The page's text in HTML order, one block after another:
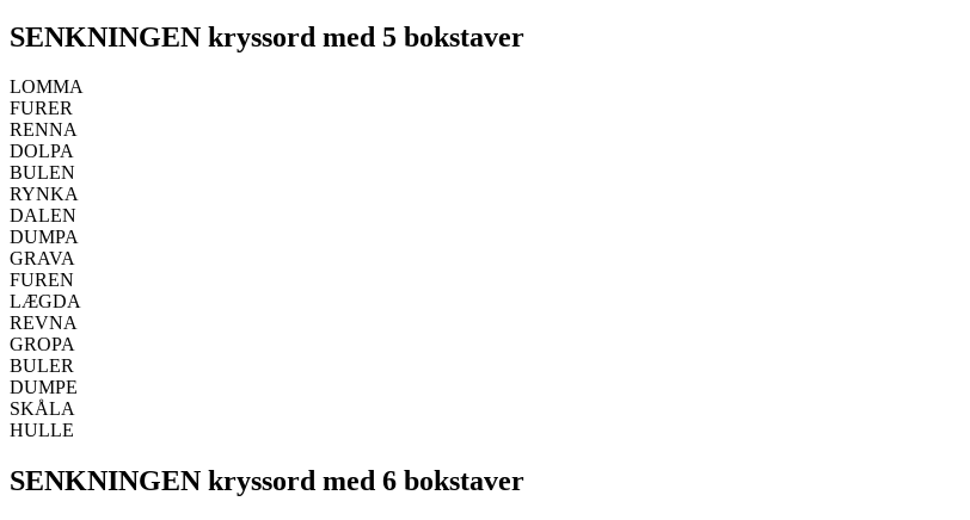
SENKNINGEN kryssord med 5 bokstaver
LOMMA
FURER
RENNA
DOLPA
BULEN
RYNKA
DALEN
DUMPA
GRAVA
FUREN
LÆGDA
REVNA
GROPA
BULER
DUMPE
SKÅLA
HULLE
SENKNINGEN kryssord med 6 bokstaver